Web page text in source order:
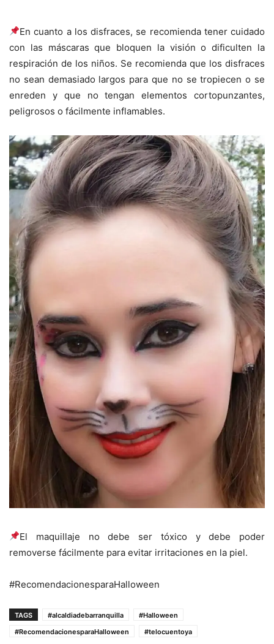
En cuanto a los disfraces, se recomienda tener cuidado
con las máscaras que bloquen la visión o dificulten la
respiración de los niños. Se recomienda que los disfraces
no sean demasiado largos para que no se tropiecen o se
enreden y que no tengan elementos cortopunzantes,
peligrosos o fácilmente inflamables.
El maquillaje no debe ser tóxico y debe poder
removerse fácilmente para evitar irritaciones en la piel.
#RecomendacionesparaHalloween
TAGS #alcaldiadebarranquilla
#Halloween
#RecomendacionesparaHalloween
#telocuentoya